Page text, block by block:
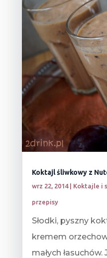
Koktajl śliwkowy z
wrz 22, 2014| Koktajle i
przepisy
Słodki, pyszny
kremem
małych